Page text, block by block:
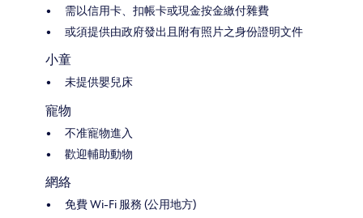
需以信用卡、扣帳卡或現金按金繳付雜費
或須提供由政府發出且附有照片之身份證明文件
小童
未提供嬰兒床
寵物
不准寵物進入
歡迎輔助動物
網絡
免費 Wi-Fi 服務 (公用地方)